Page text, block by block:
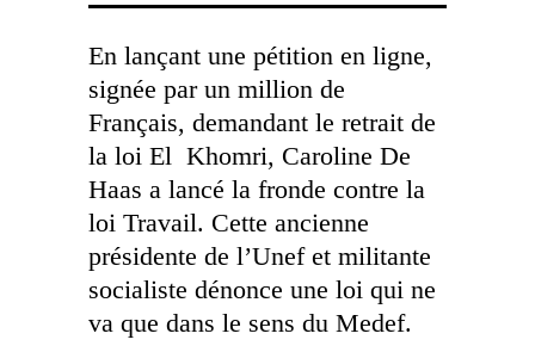
En lançant une pétition en ligne,
signée par un million de
Français, demandant le retrait de
la loi El Khomri, Caroline De
Haas a lancé la fronde contre la
loi Travail. Cette ancienne
présidente de l’Unef et militante
socialiste dénonce une loi qui ne
va que dans le sens du Medef.